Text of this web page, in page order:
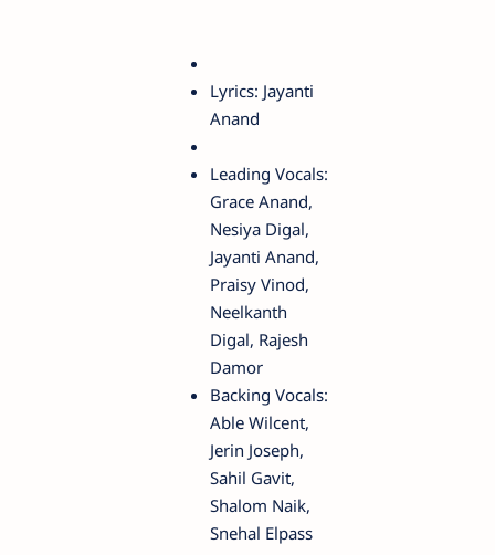
Lyrics: Jayanti
Anand
Leading Vocals:
Grace Anand,
Nesiya Digal,
Jayanti Anand,
Praisy Vinod,
Neelkanth
Digal, Rajesh
Damor
Backing Vocals:
Able Wilcent,
Jerin Joseph,
Sahil Gavit,
Shalom Naik,
Snehal Elpass